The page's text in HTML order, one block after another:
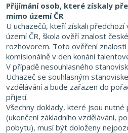
Přijímání osob, které získaly
mimo území ČR
U uchazečů, kteří získali předchozí
území ČR, škola ověří znalost
rozhovorem. Toto ověření
komisionálně v den konání
V případě nesouhlasného
Uchazeč se souhlasným
vzdělávání a bude zařazen do
přijetí.
Všechny doklady, které jsou
(ukončení základního vzdělávání,
pobytu), musí být doloženy